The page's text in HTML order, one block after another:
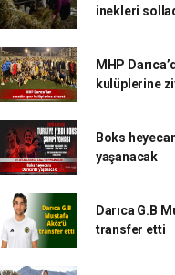
inekleri
MHP
kulüplerine
Boks
yaşanacak
Darıca G.B
transfer etti